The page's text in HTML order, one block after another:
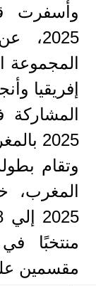
وأسفرت
المجموعة
إفريقيا
2025 بالمغرب:
منتخبًا
مقسمين علي 6